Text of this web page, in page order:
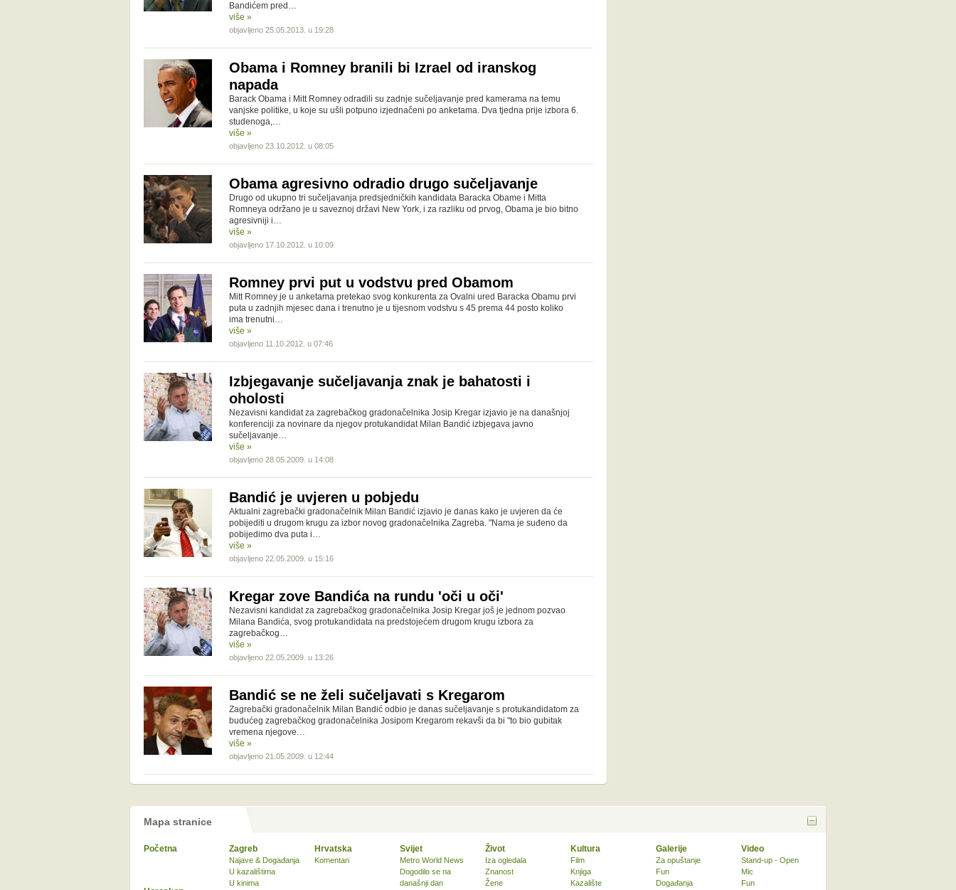
Bandićem pred…
više »
objavljeno 25.05.2013. u 19:28
Obama i Romney branili bi Izrael od iranskog
napada
Barack Obama i Mitt Romney odradili su zadnje sučeljavanje pred kamerama na temu
vanjske politike, u koje su ušli potpuno izjednačeni po anketama. Dva tjedna prije izbora 6.
studenoga,…
više »
objavljeno 23.10.2012. u 08:05
Obama agresivno odradio drugo sučeljavanje
Drugo od ukupno tri sučeljavanja predsjedničkih kandidata Baracka Obame i Mitta
Romneya održano je u saveznoj državi New York, i za razliku od prvog, Obama je bio bitno
agresivniji i…
više »
objavljeno 17.10.2012. u 10:09
Romney prvi put u vodstvu pred Obamom
Mitt Romney je u anketama pretekao svog konkurenta za Ovalni ured Baracka Obamu prvi
puta u zadnjih mjesec dana i trenutno je u tijesnom vodstvu s 45 prema 44 posto koliko
ima trenutni…
više »
objavljeno 11.10.2012. u 07:46
Izbjegavanje sučeljavanja znak je bahatosti i
oholosti
Nezavisni kandidat za zagrebačkog gradonačelnika Josip Kregar izjavio je na današnjoj
konferenciji za novinare da njegov protukandidat Milan Bandić izbjegava javno
sučeljavanje…
više »
objavljeno 28.05.2009. u 14:08
Bandić je uvjeren u pobjedu
Aktualni zagrebački gradonačelnik Milan Bandić izjavio je danas kako je uvjeren da će
pobijediti u drugom krugu za izbor novog gradonačelnika Zagreba. "Nama je suđeno da
pobijedimo dva puta i…
više »
objavljeno 22.05.2009. u 15:16
Kregar zove Bandića na rundu 'oči u oči'
Nezavisni kandidat za zagrebačkog gradonačelnika Josip Kregar još je jednom pozvao
Milana Bandića, svog protukandidata na predstojećem drugom krugu izbora za
zagrebačkog…
više »
objavljeno 22.05.2009. u 13:26
Bandić se ne želi sučeljavati s Kregarom
Zagrebački gradonačelnik Milan Bandić odbio je danas sučeljavanje s protukandidatom za
budućeg zagrebačkog gradonačelnika Josipom Kregarom rekavši da bi "to bio gubitak
vremena njegove…
više »
objavljeno 21.05.2009. u 12:44
Mapa stranice
Početna Zagreb
Najave & Događanja
U kazalištima
U kinima
Hrvatska
Komentari
Svijet
Metro World News
Dogodilo se na
današnji dan
Život
Iza ogledala
Znanost
Žene
Kultura
Film
Knjiga
Kazalište
Galerije
Za opuštanje
Fun
Događanja
Video
Stand-up - Open
Mic
Fun